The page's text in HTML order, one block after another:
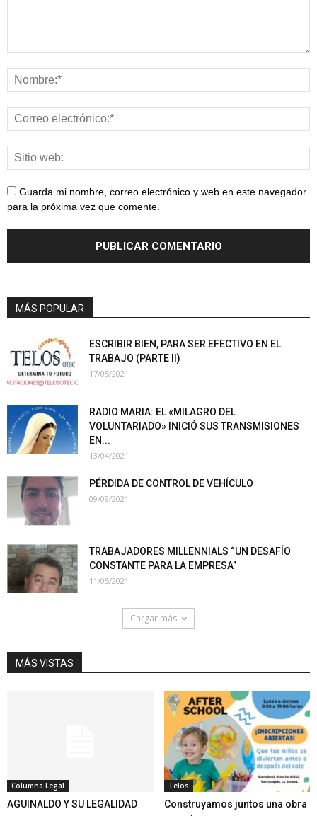
Guarda mi nombre, correo electrónico y web en este navegador
para la próxima vez que comente.
MÁS POPULAR
ESCRIBIR BIEN, PARA SER EFECTIVO EN EL
TRABAJO (PARTE II)
17/05/2021
RADIO MARIA: EL «MILAGRO DEL
VOLUNTARIADO» INICIÓ SUS TRANSMISIONES
EN...
13/04/2021
PÉRDIDA DE CONTROL DE VEHÍCULO
09/09/2021
TRABAJADORES MILLENNIALS “UN DESAFÍO
CONSTANTE PARA LA EMPRESA”
11/05/2021
Cargar más
MÁS VISTAS
Columna Legal
AGUINALDO Y SU LEGALIDAD
Telos
Construyamos juntos una obra